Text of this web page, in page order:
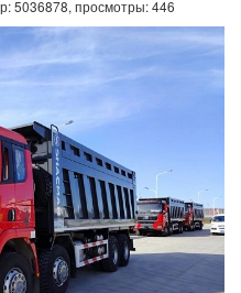
5036878, просмотры: 446